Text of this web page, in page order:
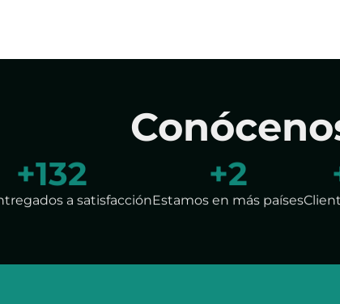
a satisfacción
+193
Estamos en más países
+5